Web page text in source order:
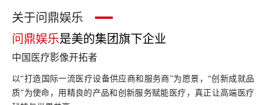
关于问鼎娱乐
问鼎娱乐是美的集团旗下企业
中国医疗影像开拓者
以“打造国际一流医疗设备供应商和服务商”为愿景，“创新成就品
质”为使命，用精良的产品和创新服务赋能医疗，真正让高端医疗